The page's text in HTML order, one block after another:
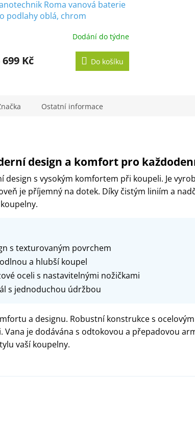
R
A
Roma vanová baterie
podlahy oblá, chrom
Dodání do týdne
699 Kč Do košíku
Ostatní informace
design a komfort pro
design s vysokým komfortem při koupeli. Je
je příjemný na dotek. Díky čistým liniím a
s texturovaným povrchem
a hlubší koupel
oceli s nastavitelnými nožičkami
s jednoduchou údržbou
a designu. Robustní konstrukce s
je dodávána s odtokovou a přepadovou
vaší koupelny.